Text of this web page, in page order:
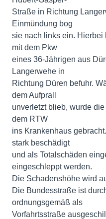
Straße in Richtung
Einmündung bog
sie nach links ein. Hierbei
mit dem Pkw
eines 36-Jährigen aus
Langerwehe in
Richtung Düren befuhr.
dem Aufprall
unverletzt blieb, wurde
dem RTW
ins Krankenhaus
stark beschädigt
und als Totalschäden
eingeschleppt werden.
Die Schadenshöhe wird
Die Bundesstraße ist
ordnungsgemäß als
Vorfahrtsstraße